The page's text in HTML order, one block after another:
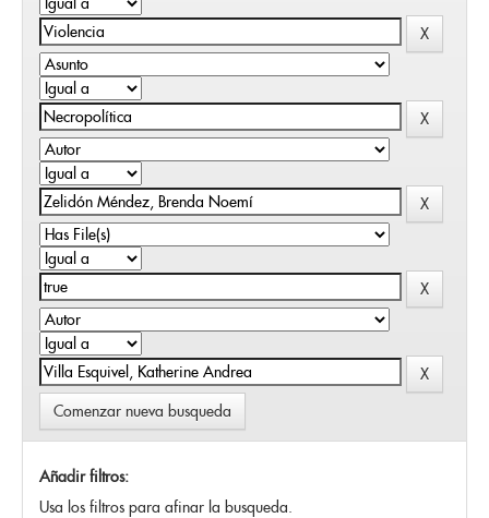
Comenzar nueva busqueda
Añadir filtros:
Usa los filtros para afinar la busqueda.